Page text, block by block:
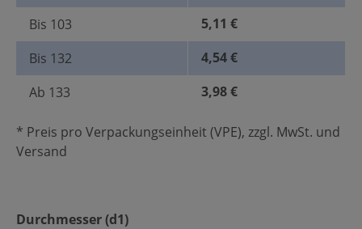
Bis 103
5,11 €
Bis 132
4,54 €
Ab 133 3,98 €
* Preis pro Verpackungseinheit (VPE), zzgl. MwSt. und
Versand
Durchmesser (d1)auswählen